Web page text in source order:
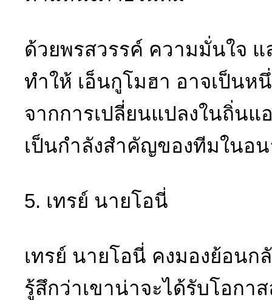
ด้วยพรสวรรค์ ความมั่นใจ
ทำให้ เอ็นกูโมฮา อาจเป็นห
จากการเปลี่ยนแปลงในถิ่น
เป็นกำลังสำคัญของทีมในอ
5. เทรย์ นายโอนี่
เทรย์ นายโอนี่ คงมองย้อน
รู้สึกว่าเขาน่าจะได้รับโอกา